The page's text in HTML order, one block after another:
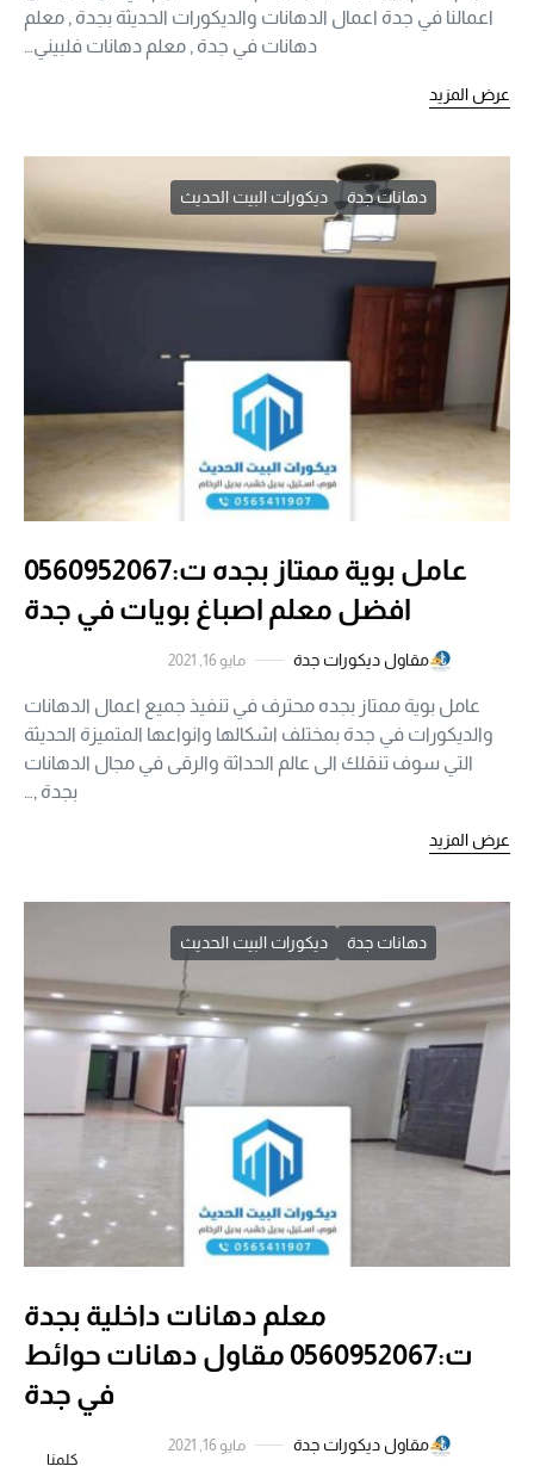
اعمالنا في جدة اعمال الدهانات والديكورات الحديثة بجدة , معلم
دهانات في جدة , معلم دهانات فلبيني…
عرض المزيد
دهانات جدة ديكورات البيت الحديث
عامل بوية ممتاز بجده ت:0560952067
افضل معلم اصباغ بويات في جدة
مقاول ديكورات جدة مايو 16, 2021
عامل بوية ممتاز بجده محترف في تنفيذ جميع اعمال الدهانات
والديكورات في جدة بمختلف اشكالها وانواعها المتميزة الحديثة
التي سوف تنقلك الى عالم الحداثة والرقى في مجال الدهانات
بجدة ,…
عرض المزيد
دهانات جدة ديكورات البيت الحديث
معلم دهانات داخلية بجدة
ت:0560952067 مقاول دهانات حوائط
في جدة
مقاول ديكورات جدة
مايو 16, 2021
كلمنا